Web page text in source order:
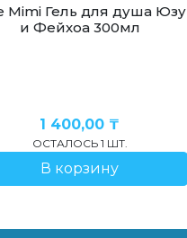
Mimi Гель для душа Юзу
и Фейхоа 300мл
1 400,00 ₸
ОСТАЛОСЬ 1 ШТ.
В корзину